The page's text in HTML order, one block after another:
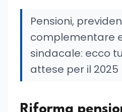
Pensioni,
complementare
sindacale: ecco
attese per il 2025